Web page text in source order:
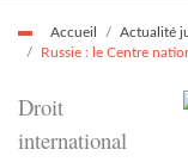
Accueil Actualité
Russie : le Centre
Droit
international